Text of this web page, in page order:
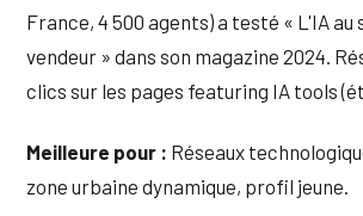
France, 4 500 agents) a testé « L'IA au
vendeur » dans son magazine 2024.
clics sur les pages featuring IA tools
Meilleure pour : Réseaux
zone urbaine dynamique, profil jeune.